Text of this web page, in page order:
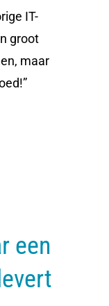
IT-
groot
maar
een